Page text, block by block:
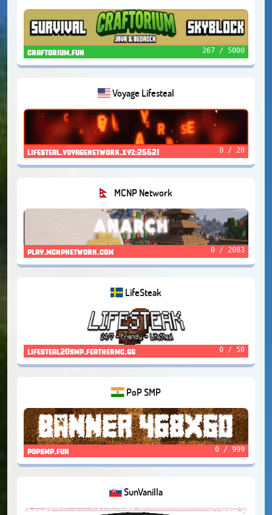
craftorium.fun 267 / 5000
Voyage Lifesteal
lifesteal.voyagenetwork.xyz:25521 0 / 20
MCNP Network
play.mcnpnetwork.com 0 / 2083
LifeSteak
lifesteal20smp.feathermc.gg 0 / 50
PoP SMP
popsmp.fun 0 / 999
SunVanilla